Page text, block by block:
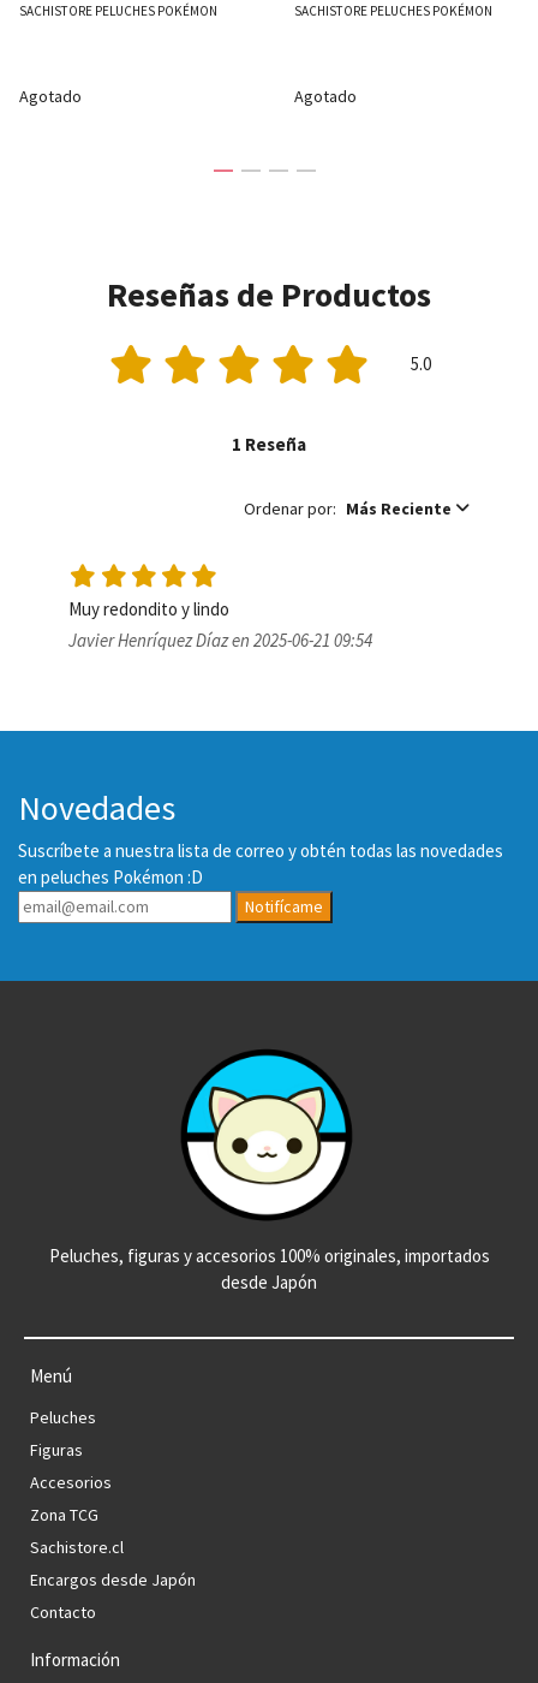
SACHISTORE PELUCHES POKÉMON
Agotado
SACHISTORE PELUCHES POKÉMON
Agotado
Reseñas de Productos
5.0
1 Reseña
Ordenar por: Más Reciente
Muy redondito y lindo
Javier Henríquez Díaz en 2025-06-21 09:54
Novedades
Suscríbete a nuestra lista de correo y obtén todas las novedades
en peluches Pokémon :D
Notifícame
Peluches, figuras y accesorios 100% originales, importados
desde Japón
Menú
Peluches
Figuras
Accesorios
Zona TCG
Sachistore.cl
Encargos desde Japón
Contacto
Información